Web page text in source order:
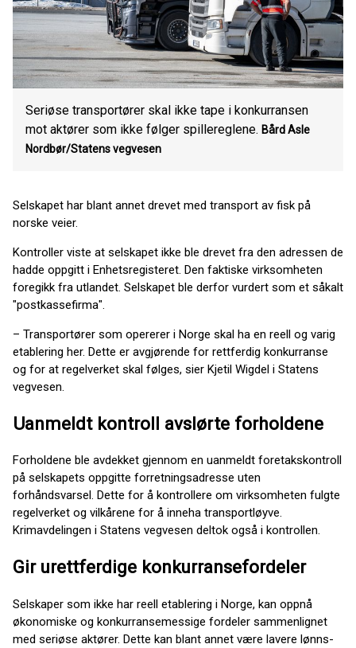
Seriøse transportører skal ikke tape i konkurransen
mot aktører som ikke følger spillereglene. Bård Asle
Nordbør/Statens vegvesen
Selskapet har blant annet drevet med transport av fisk på
norske veier.
Kontroller viste at selskapet ikke ble drevet fra den adressen de
hadde oppgitt i Enhetsregisteret. Den faktiske virksomheten
foregikk fra utlandet. Selskapet ble derfor vurdert som et såkalt
"postkassefirma".
– Transportører som opererer i Norge skal ha en reell og varig
etablering her. Dette er avgjørende for rettferdig konkurranse
og for at regelverket skal følges, sier Kjetil Wigdel i Statens
vegvesen.
Uanmeldt kontroll avslørte forholdene
Forholdene ble avdekket gjennom en uanmeldt foretakskontroll
på selskapets oppgitte forretningsadresse uten
forhåndsvarsel. Dette for å kontrollere om virksomheten fulgte
regelverket og vilkårene for å inneha transportløyve.
Krimavdelingen i Statens vegvesen deltok også i kontrollen.
Gir urettferdige konkurransefordeler
Selskaper som ikke har reell etablering i Norge, kan oppnå
økonomiske og konkurransemessige fordeler sammenlignet
med seriøse aktører. Dette kan blant annet være lavere lønns-